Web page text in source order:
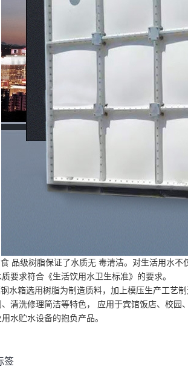
品级树脂保证了水质无 毒清洁。对生活用水不
质要求符合《生活饮用水卫生标准》的要求。
水箱选用树脂为制造质料，加上模压生产工艺
清洗修理简洁等特色， 应用于宾馆饭店、校
水贮水设备的抱负产品。
签